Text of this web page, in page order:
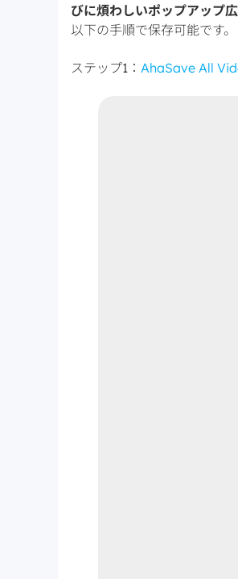
びに煩わしいポップアップ
以下の手順で保存可能です。
ステップ1： AhaSave All